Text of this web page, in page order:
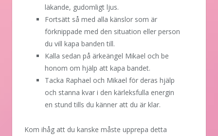
läkande, gudomligt ljus.
Fortsätt så med alla känslor som är
förknippade med den situation eller person
du vill kapa banden till.
Kalla sedan på ärkeängel Mikael och be
honom om hjälp att kapa bandet.
Tacka Raphael och Mikael för deras hjälp
och stanna kvar i den kärleksfulla energin
en stund tills du känner att du är klar.
Kom ihåg att du kanske måste upprepa detta